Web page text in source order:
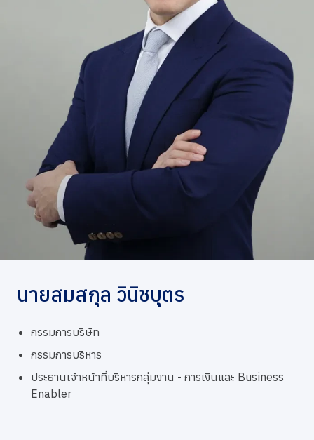
การกำกับดูแลกิจการที่ดี
ข่าวสารและกิจกรรม
ร่วมงานกับเรา
ติดต่อเรา
นายสมสกุล วินิชบุตร
กรรมการบริษัท
กรรมการบริหาร
ประธานเจ้าหน้าที่บริหารกลุ่มงาน - การเงินและ Business
Enabler